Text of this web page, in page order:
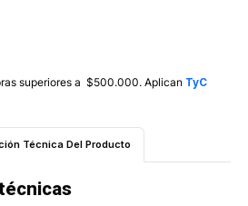
superiores a $500.000. Aplican TyC
Técnica Del Producto